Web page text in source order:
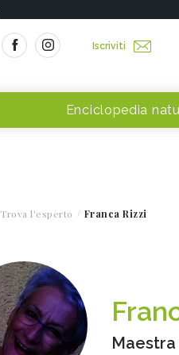
Iscriviti
Enciclopedia
Trova l'esperto Franca Rizzi
Maestra